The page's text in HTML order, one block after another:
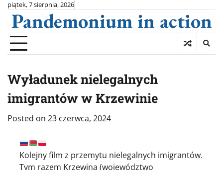
Skip
content
piątek, 7 sierpnia, 2026
Pandemonium in action
Wyładunek nielegalnych
imigrantów w Krzewinie
Posted on 23 czerwca, 2024
Kolejny film z przemytu nielegalnych imigrantów.
Tym razem Krzewina (województwo